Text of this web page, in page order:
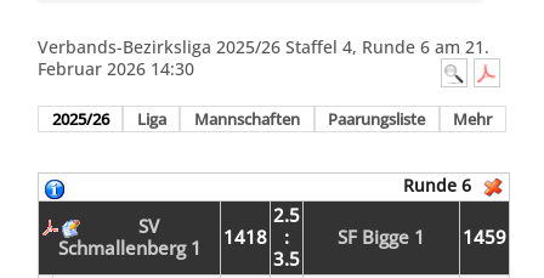
Verbands-Bezirksliga 2025/26 Staffel 4, Runde 6 am 21.
Februar 2026 14:30
2025/26 Liga Mannschaften Paarungsliste Mehr
Runde 6
SV
Schmallenberg 1
1418
2.5
:
3.5
SF Bigge 1 1459